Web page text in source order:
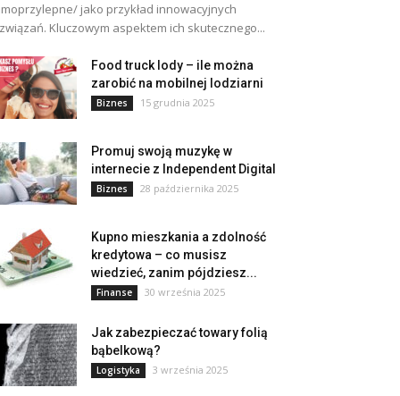
jako przykład innowacyjnych
Kluczowym aspektem ich skutecznego...
Food truck lody – ile można
zarobić na mobilnej lodziarni
Biznes 15 grudnia 2025
Promuj swoją muzykę w
internecie z Independent Digital
Biznes 28 października 2025
Kupno mieszkania a zdolność
kredytowa – co musisz
wiedzieć, zanim pójdziesz...
Finanse 30 września 2025
Jak zabezpieczać towary folią
bąbelkową?
Logistyka 3 września 2025